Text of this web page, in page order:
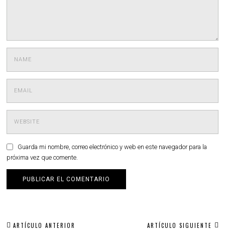
Guarda mi nombre, correo electrónico y web en este navegador para la
próxima vez que comente.
Navegación
ARTÍCULO ANTERIOR ARTÍCULO SIGUIENTE